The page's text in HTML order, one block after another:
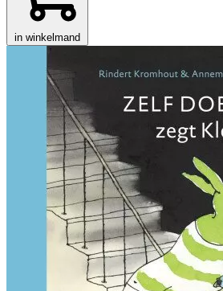
in winkelmand